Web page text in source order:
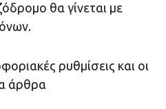
θα γίνεται με
ρυθμίσεις και οι
άρθρα